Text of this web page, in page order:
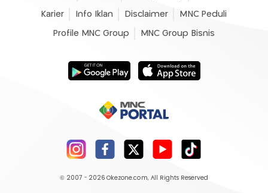
Karier Info Iklan Disclaimer MNC Peduli
Profile MNC Group MNC Group Bisnis
© 2007 - 2026 Okezone.com, All Rights Reserved